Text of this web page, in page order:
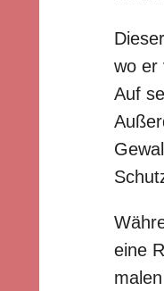
wo er
Auf
eine